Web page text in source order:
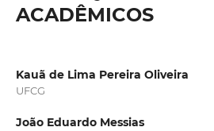
ACADÊMICOS
Kauã de Lima Pereira Oliveira
UFCG
João Eduardo Messias